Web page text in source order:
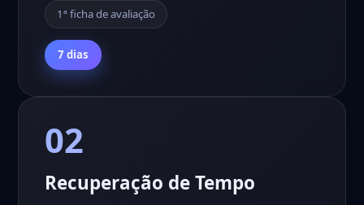
1ª ficha de avaliação
7 dias
02
Recuperação de Tempo